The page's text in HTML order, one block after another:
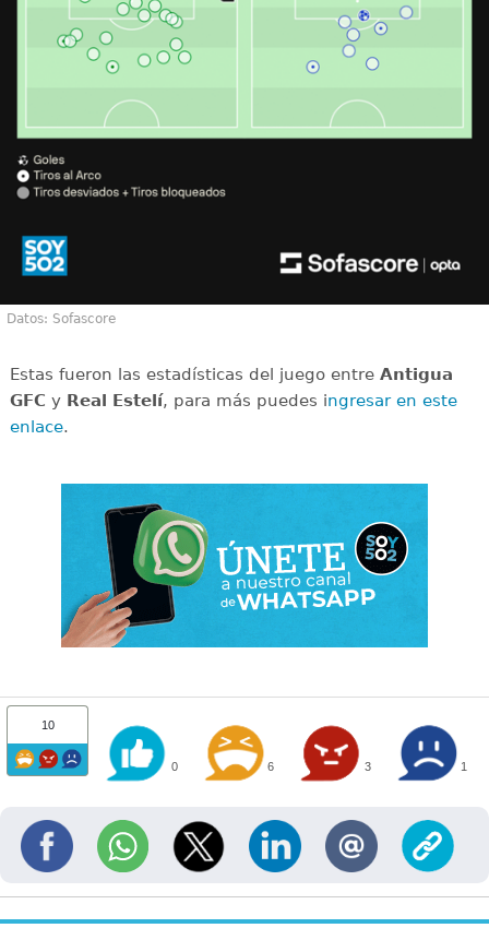
Datos: Sofascore
Estas fueron las estadísticas del juego entre Antigua
GFC y Real Estelí, para más puedes ingresar en este
enlace.
10
0 6 3 1